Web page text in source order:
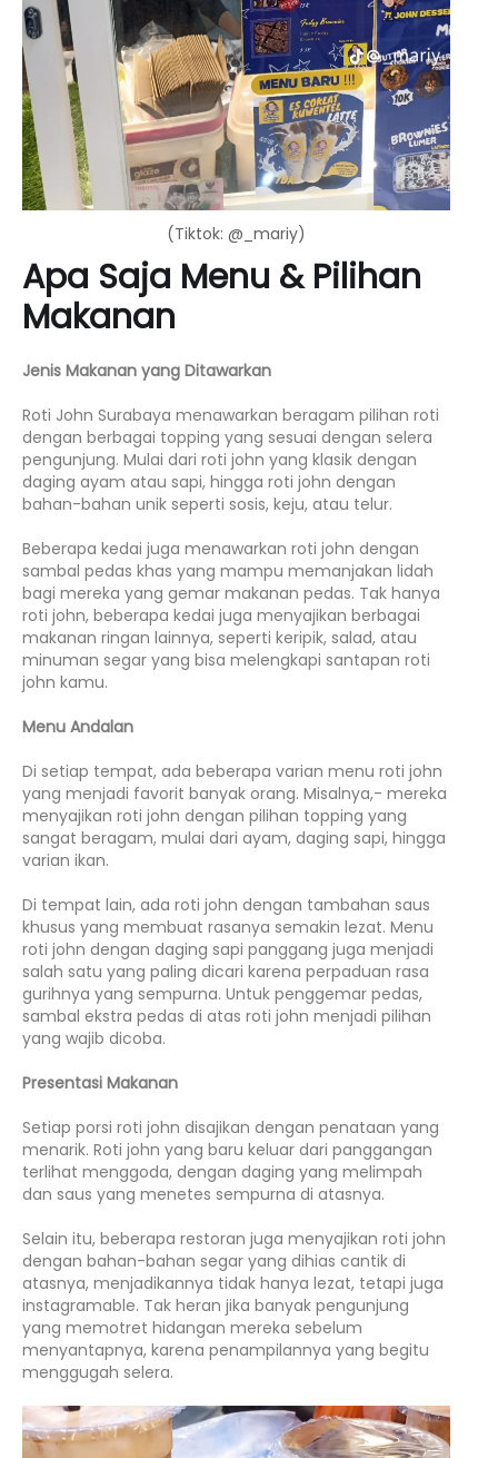
(Tiktok: @_mariy)
Apa Saja Menu & Pilihan
Makanan
Jenis Makanan yang Ditawarkan
Roti John Surabaya menawarkan beragam pilihan roti
dengan berbagai topping yang sesuai dengan selera
pengunjung. Mulai dari roti john yang klasik dengan
daging ayam atau sapi, hingga roti john dengan
bahan-bahan unik seperti sosis, keju, atau telur.
Beberapa kedai juga menawarkan roti john dengan
sambal pedas khas yang mampu memanjakan lidah
bagi mereka yang gemar makanan pedas. Tak hanya
roti john, beberapa kedai juga menyajikan berbagai
makanan ringan lainnya, seperti keripik, salad, atau
minuman segar yang bisa melengkapi santapan roti
john kamu.
Menu Andalan
Di setiap tempat, ada beberapa varian menu roti john
yang menjadi favorit banyak orang. Misalnya,- mereka
menyajikan roti john dengan pilihan topping yang
sangat beragam, mulai dari ayam, daging sapi, hingga
varian ikan.
Di tempat lain, ada roti john dengan tambahan saus
khusus yang membuat rasanya semakin lezat. Menu
roti john dengan daging sapi panggang juga menjadi
salah satu yang paling dicari karena perpaduan rasa
gurihnya yang sempurna. Untuk penggemar pedas,
sambal ekstra pedas di atas roti john menjadi pilihan
yang wajib dicoba.
Presentasi Makanan
Setiap porsi roti john disajikan dengan penataan yang
menarik. Roti john yang baru keluar dari panggangan
terlihat menggoda, dengan daging yang melimpah
dan saus yang menetes sempurna di atasnya.
Selain itu, beberapa restoran juga menyajikan roti john
dengan bahan-bahan segar yang dihias cantik di
atasnya, menjadikannya tidak hanya lezat, tetapi juga
instagramable. Tak heran jika banyak pengunjung
yang memotret hidangan mereka sebelum
menyantapnya, karena penampilannya yang begitu
menggugah selera.